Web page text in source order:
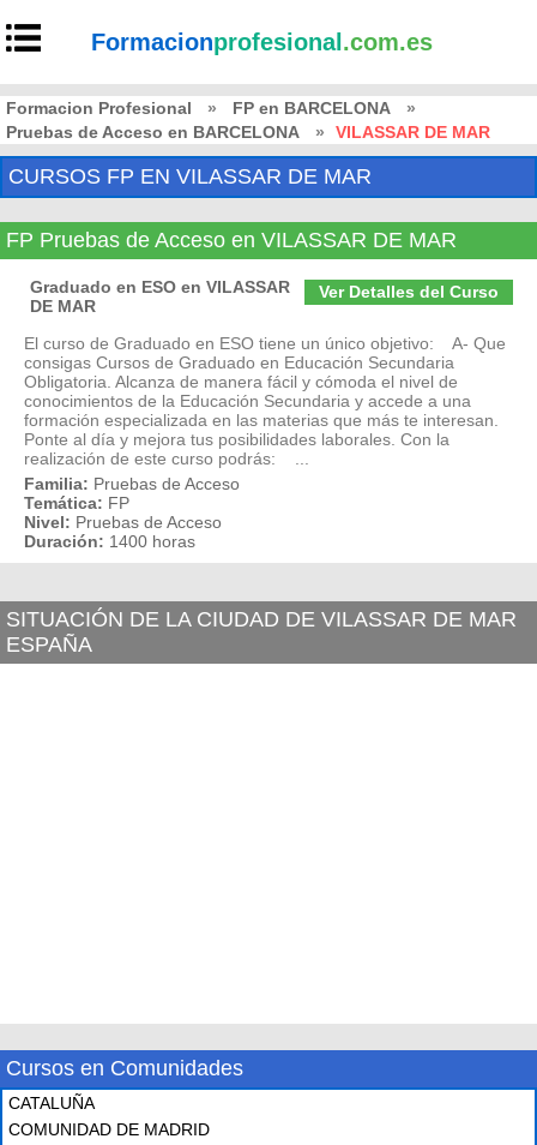
Formacionprofesional .com.es
Formacion Profesional » FP en BARCELONA
»
Pruebas de Acceso en BARCELONA
» VILASSAR DE MAR
CURSOS FP EN VILASSAR DE MAR
FP Pruebas de Acceso en VILASSAR DE MAR
Ver Detalles del Curso
Graduado en ESO en VILASSAR
DE MAR
El curso de Graduado en ESO tiene un único objetivo: A- Que
consigas Cursos de Graduado en Educación Secundaria
Obligatoria. Alcanza de manera fácil y cómoda el nivel de
conocimientos de la Educación Secundaria y accede a una
formación especializada en las materias que más te interesan.
Ponte al día y mejora tus posibilidades laborales. Con la
realización de este curso podrás: ...
Familia: Pruebas de Acceso
Temática: FP
Nivel: Pruebas de Acceso
Duración: 1400 horas
SITUACIÓN DE LA CIUDAD DE VILASSAR DE MAR
ESPAÑA
Cursos en Comunidades
CATALUÑA
COMUNIDAD DE MADRID